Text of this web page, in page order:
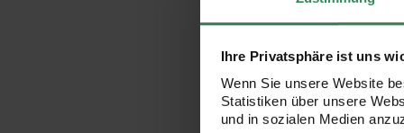
Ihre Privatsphäre ist uns
Wenn Sie unsere Website
Statistiken über unsere
und in sozialen Medien